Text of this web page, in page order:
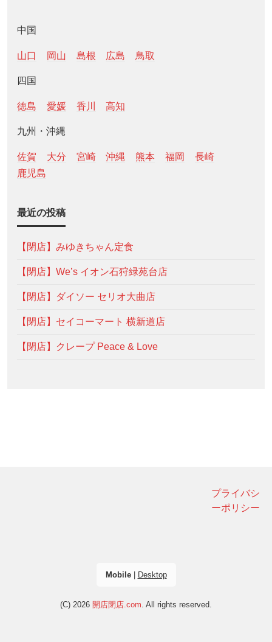
中国
山口 岡山 島根 広島 鳥取
四国
徳島 愛媛 香川 高知
九州・沖縄
佐賀 大分 宮崎 沖縄 熊本 福岡
長崎
鹿児島
最近の投稿
【閉店】みゆきちゃん定食
【閉店】We’s イオン石狩緑苑台店
【閉店】ダイソー セリオ大曲店
【閉店】セイコーマート 横新道店
【閉店】クレープ Peace & Love
プライバシ
ーポリシー
Mobile| Desktop
(C) 2026 開店閉店.com. All rights reserved.